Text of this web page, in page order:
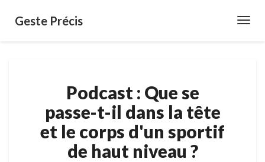
Geste Précis
:
Que
se
passe-
t-
il
Podcast : Que se
passe-t-il dans la tête
et le corps d'un sportif
de haut niveau ?